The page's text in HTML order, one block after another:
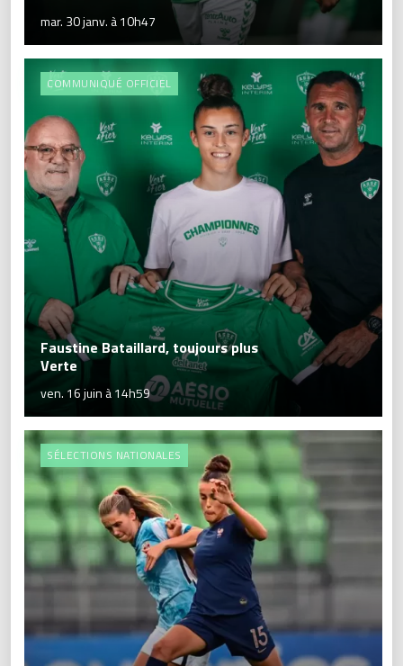
mar. 30 janv. à 10h47
COMMUNIQUÉ OFFICIEL
Faustine Bataillard, toujours plus
Verte
ven. 16 juin à 14h59
SÉLECTIONS NATIONALES